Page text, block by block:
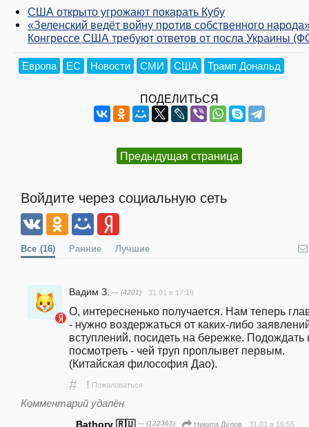
США открыто угрожают покарать Кубу
«Зеленский ведёт войну против собственного
Конгрессе США требуют ответов от посла Украины
Европа ЕС Новости СМИ США Трамп Дональд
ПОДЕЛИТЬСЯ
Предыдущая страница
Войдите через социальную сеть
Все (16) Ранние Лучшие
Вадим З. — (4201) 31.01 в 17:19
О, интересненько получается. Нам теперь
- нужно воздержаться от каких-либо
вступлений, посидеть на бережке. Подождать
посмотреть - чей труп проплывет первым.
(Китайская философия Дао).
# ! Пожаловаться
Комментарий удалён
Bathory 🇷🇺— (122361) Никита Дулов 31.01 в 16:55